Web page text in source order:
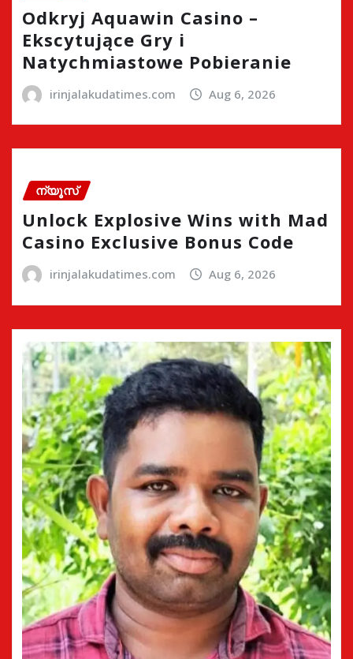
Odkryj Aquawin Casino –
Ekscytujące Gry i
Natychmiastowe Pobieranie
irinjalakudatimes.com Aug 6, 2026
ന്യൂസ്
Unlock Explosive Wins with Mad
Casino Exclusive Bonus Code
irinjalakudatimes.com Aug 6, 2026